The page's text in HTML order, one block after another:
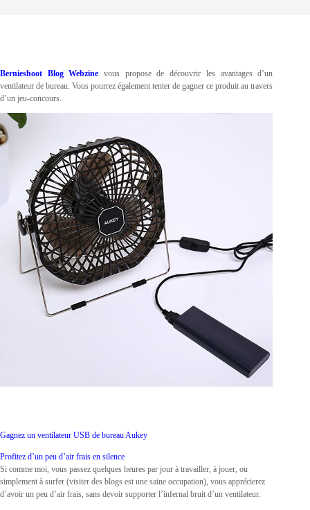
Bernieshoot Blog Webzine vous propose de découvrir les avantages d’un
ventilateur de bureau. Vous pourrez également tenter de gagner ce produit au travers
d’un jeu-concours.
Gagnez un ventilateur USB de bureau Aukey
Profitez d’un peu d’air frais en silence
Si comme moi, vous passez quelques heures par jour à travailler, à jouer, ou
simplement à surfer (visiter des blogs est une saine occupation), vous apprécierez
d’avoir un peu d’air frais, sans devoir supporter l’infernal bruit d’un ventilateur.